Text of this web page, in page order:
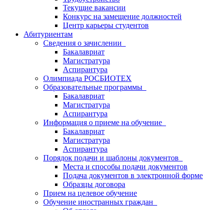
Текущие вакансии
Конкурс на замещение должностей
Центр карьеры студентов
Абитуриентам
Сведения о зачислении
Бакалавриат
Магистратура
Аспирантура
Олимпиада РОСБИОТЕХ
Образовательные программы
Бакалавриат
Магистратура
Аспирантура
Информация о приеме на обучение
Бакалавриат
Магистратура
Аспирантура
Порядок подачи и шаблоны документов
Места и способы подачи документов
Подача документов в электронной форме
Образцы договора
Прием на целевое обучение
Обучение иностранных граждан